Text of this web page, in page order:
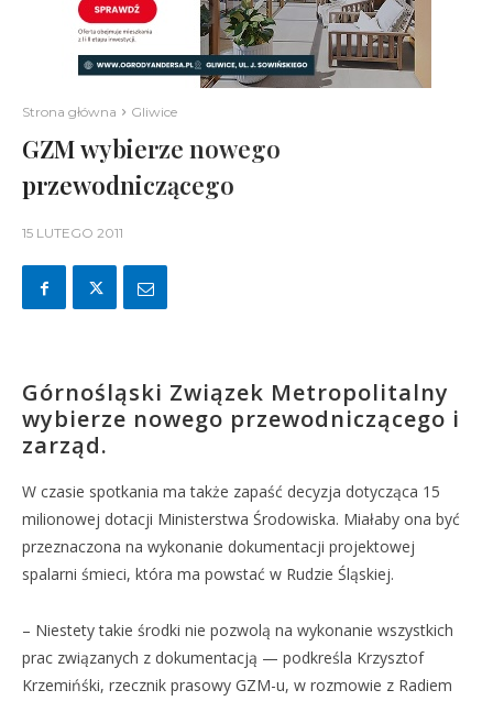
Strona główna Gliwice
GZM wybierze nowego
przewodniczącego
15 LUTEGO 2011
Górnośląski Związek Metropolitalny
wybierze nowego przewodniczącego i
zarząd.
W czasie spotkania ma także zapaść decyzja dotycząca 15
milionowej dotacji Ministerstwa Środowiska. Miałaby ona być
przeznaczona na wykonanie dokumentacji projektowej
spalarni śmieci, która ma powstać w Rudzie Śląskiej.
– Niestety takie środki nie pozwolą na wykonanie wszystkich
prac związanych z dokumentacją — podkreśla Krzysztof
Krzemińśki, rzecznik prasowy GZM-u, w rozmowie z Radiem